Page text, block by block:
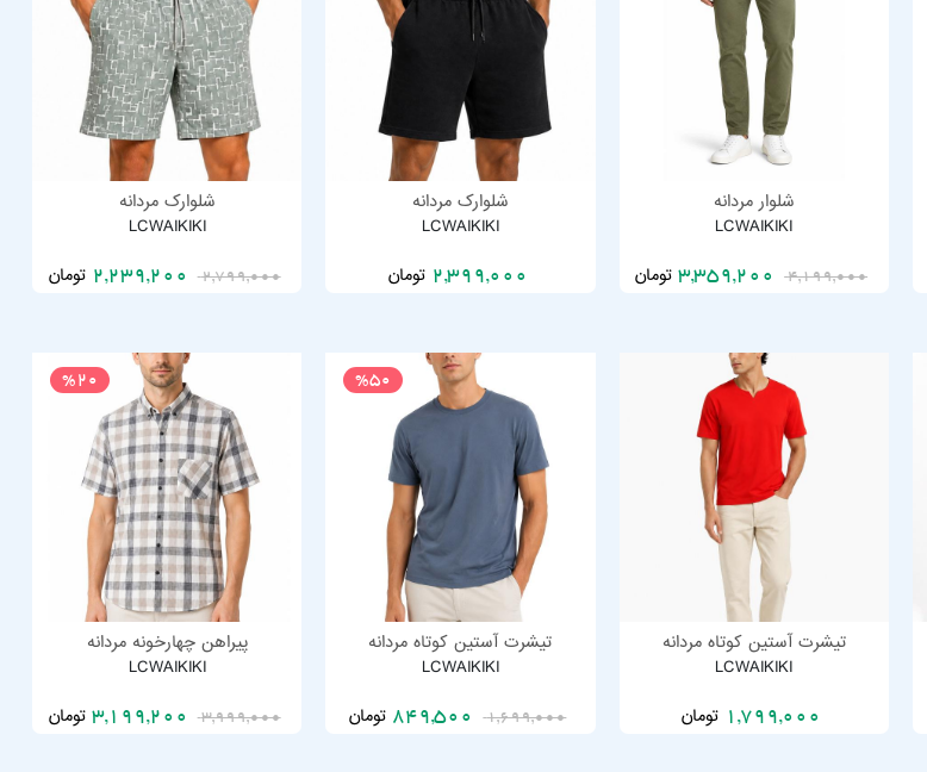
شلوار مردانه
LCWAIKIKI
4,199,000
3,359,200 تومان
شلوارک مردانه
LCWAIKIKI
2,399,000 تومان
شلوارک مردانه
LCWAIKIKI
2,799,000
2,239,200 تومان
تیشرت آستین کوتاه مردانه
LCWAIKIKI
1,799,000 تومان
%50
تیشرت آستین کوتاه مردانه
LCWAIKIKI
1,699,000
849,500 تومان
%20
پیراهن چهارخونه مردانه
LCWAIKIKI
3,999,000
3,199,200 تومان